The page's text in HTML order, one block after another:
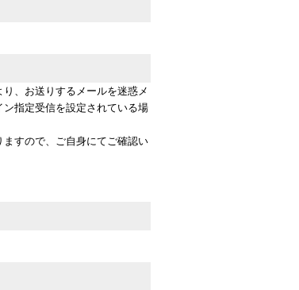
、お送りするメールを迷惑メ
指定受信を設定されている場
すので、ご自身にてご確認い